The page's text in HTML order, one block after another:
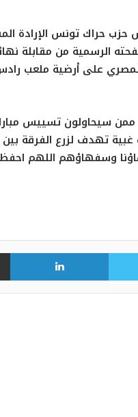
حراك تونس الإرادة
الرسمية من مقابلة
على أرضية ملعب
ممن سيحاولون تسييس
تهدف لزرع الفرقة بين
وسفهاؤهم اللهم احفظ
تويتر